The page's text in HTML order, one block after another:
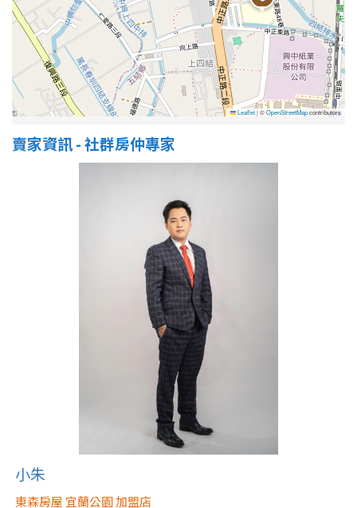
售價
Leaflet|©OpenStreetMapcontributors
賣家資訊 - 社群房仲專家
小朱
東森房屋 宜蘭公園 加盟店